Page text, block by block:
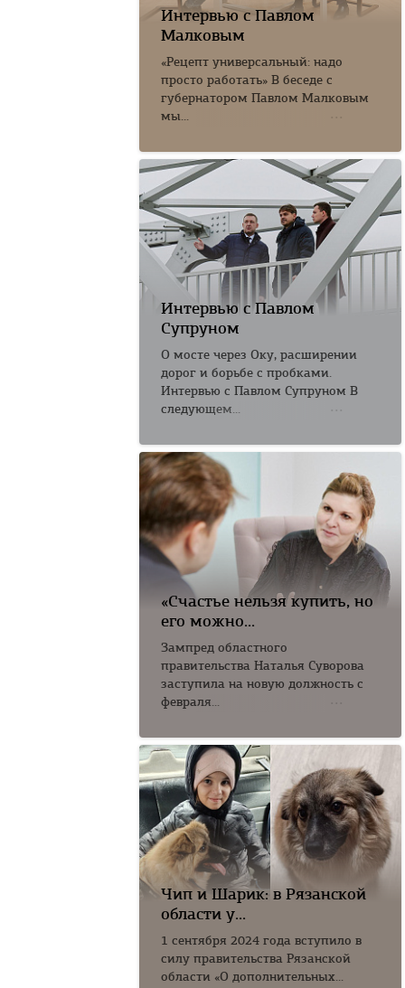
Интервью с Павлом
Малковым
«Рецепт универсальный: надо
просто работать» В беседе с
губернатором Павлом Малковым
мы...
Интервью с Павлом
Супруном
О мосте через Оку, расширении
дорог и борьбе с пробками.
Интервью с Павлом Супруном В
следующем...
«Счастье нельзя купить, но
его можно...
Зампред областного
правительства Наталья Суворова
заступила на новую должность с
февраля...
Чип и Шарик: в Рязанской
области у...
1 сентября 2024 года вступило в
силу правительства Рязанской
области «О дополнительных...